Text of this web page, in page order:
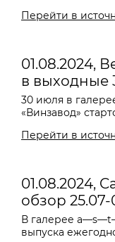
Перейти в
01.08.2024,
в выходные
30 июля в
«Винзавод»
Перейти в
01.08.2024,
обзор 25.07-
В галерее
выпуска